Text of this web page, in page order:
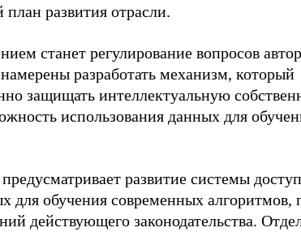
развития отрасли.
станет регулирование вопросов
разработать механизм, который
защищать интеллектуальную
использования данных для
развитие системы
для обучения современных алгоритмов,
действующего законодательства.